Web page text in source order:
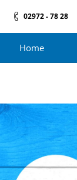
02972 - 78 28
Home